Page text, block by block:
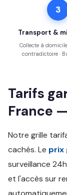
3
Transport &
Collecte à
contradictoire ·
Tarifs
France
Notre grille
cachés. Le prix
surveillance
et l'accès sur